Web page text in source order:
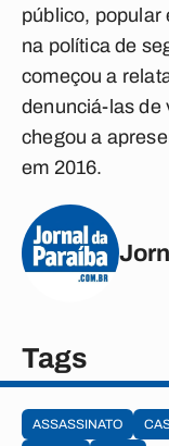
público, popular
na política de
começou a
denunciá-las de
chegou a
em 2016.
Tags
ASSASSINATO